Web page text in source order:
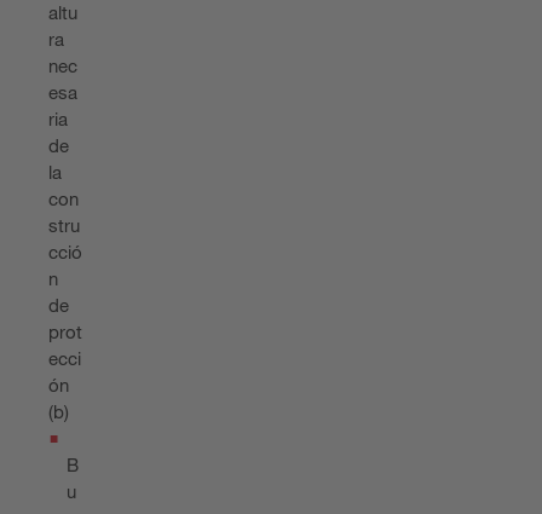
altu
ra
nec
esa
ria
de
la
con
stru
cció
n
de
prot
ecci
ón
(b)
B
u